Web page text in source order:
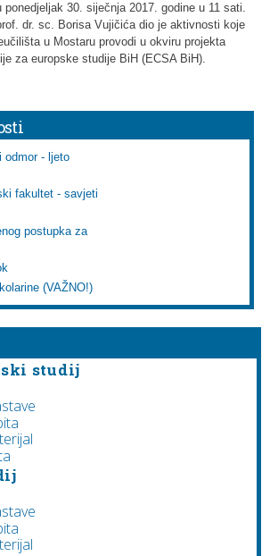
30. siječnja 2017. godine u 11 sati.
dr. sc. Borisa Vujičića dio je aktivnosti koje
u Mostaru provodi u okviru projekta
za europske studije BiH (ECSA BiH).
odmor - ljeto
fakultet - savjeti
postupka za
(VAŽNO!)
studij